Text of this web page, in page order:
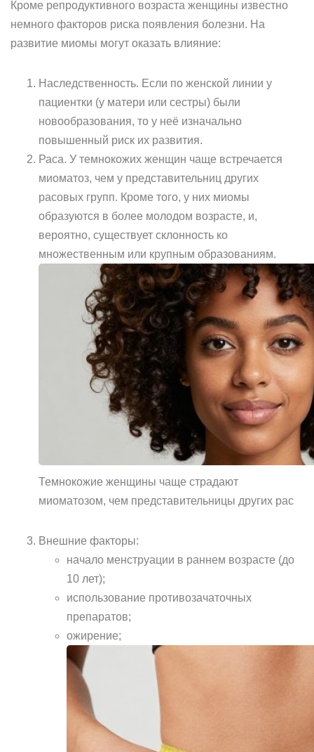
Кроме репродуктивного возраста женщины известно
немного факторов риска появления болезни. На
развитие миомы могут оказать влияние:
Наследственность. Если по женской линии у
пациентки (у матери или сестры) были
новообразования, то у неё изначально
повышенный риск их развития.
Раса. У темнокожих женщин чаще встречается
миоматоз, чем у представительниц других
расовых групп. Кроме того, у них миомы
образуются в более молодом возрасте, и,
вероятно, существует склонность ко
множественным или крупным образованиям.
Темнокожие женщины чаще страдают
миоматозом, чем представительницы других рас
Внешние факторы:
начало менструации в раннем возрасте (до
10 лет);
использование противозачаточных
препаратов;
ожирение;